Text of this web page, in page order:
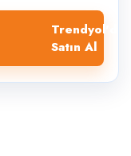
Trendyol'dan
Satın Al